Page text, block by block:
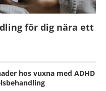
för dig nära ett
hos vuxna med ADHD